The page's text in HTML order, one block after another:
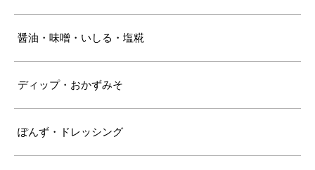
醤油・味噌・いしる・塩糀
ディップ・おかずみそ
ぽんず・ドレッシング